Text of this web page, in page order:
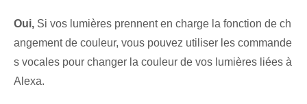
Oui, Si vos lumières prennent en charge la fonction de ch
angement de couleur, vous pouvez utiliser les commande
s vocales pour changer la couleur de vos lumières liées à
Alexa.